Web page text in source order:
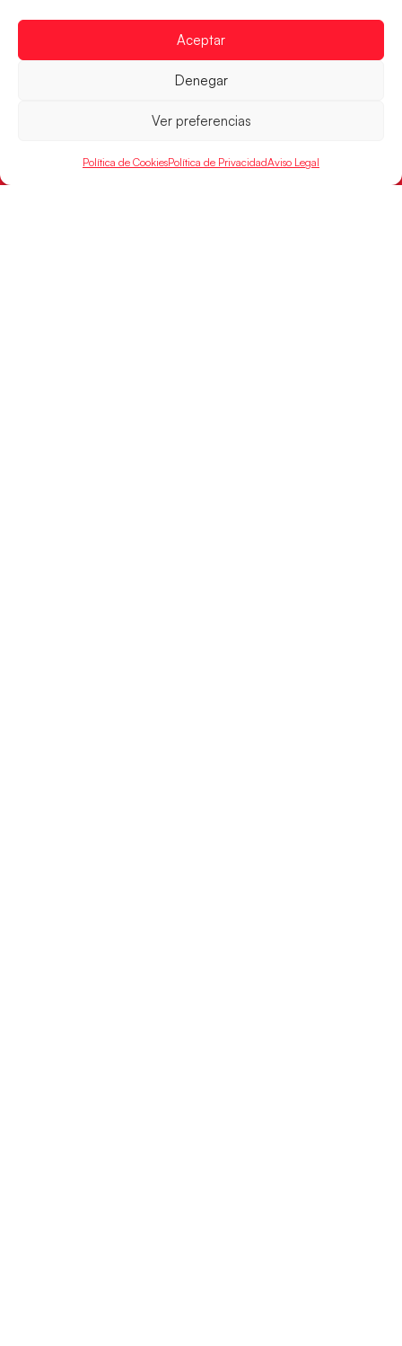
Aceptar
Denegar
Ver preferencias
Política de CookiesPolítica de PrivacidadAviso Legal
RFEBM © 2024. Todos los derechos reservados –
Desarrollado por